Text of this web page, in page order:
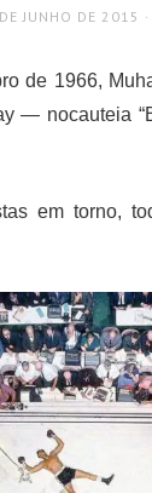
JUNHO DE 2015
de 1966,
— nocauteia
em torno,